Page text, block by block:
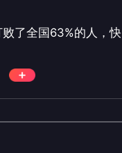
了全国63%的人，快